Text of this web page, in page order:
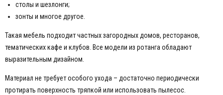
столы и шезлонги;
зонты и многое другое.
Такая мебель подходит частных загородных домов, ресторанов,
тематических кафе и клубов. Все модели из ротанга обладают
выразительным дизайном.
Материал не требует особого ухода – достаточно периодически
протирать поверхность тряпкой или использовать пылесос.